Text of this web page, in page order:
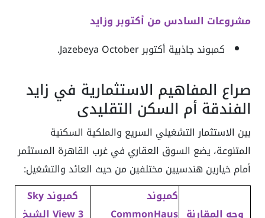
مشروعات السادس من أكتوبر وزايد
كمبوند جاذبية أكتوبر Jazebeya October.
صراع المفاهيم الاستثمارية في زايد
الفندقة أم السكن التقليدي
بين الاستثمار التشغيلي السريع والملكية السكنية
المتنوعة، يضع السوق العقاري في غرب القاهرة المستثمر
أمام خيارين هندسيين مختلفين من حيث العائد والتشغيل:
وجه المقارنة
كمبوند
CommonHaus
كمبوند Sky
View 3 الشيخ